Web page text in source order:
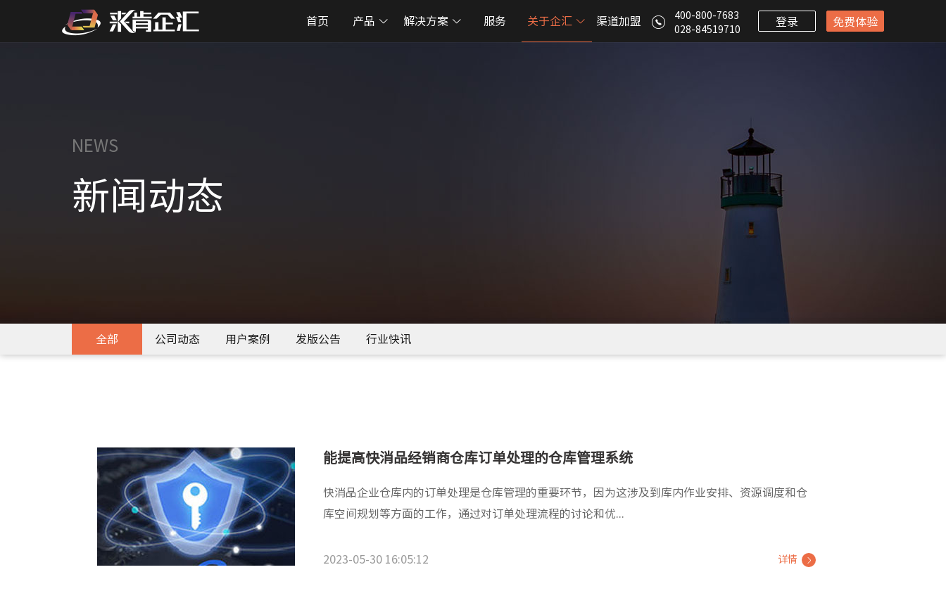
首页 产品 解决方案 服务 关于企汇 渠道加盟
400-800-7683
028-84519710
登录 免费体验
NEWS
新闻动态
全部 公司动态 用户案例 发版公告 行业快讯
能提高快消品经销商仓库订单处理的仓库管理系统
快消品企业仓库内的订单处理是仓库管理的重要环节，因为这涉及到库内作业安排、资源调度和仓
库空间规划等方面的工作，通过对订单处理流程的讨论和优...
2023-05-30 16:05:12 详情